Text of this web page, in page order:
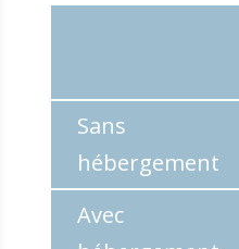
Sans
hébergement
Avec